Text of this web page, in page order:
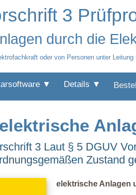
3
durch die
oder von Personen unter
▼ Details ▼
3 Laut § 5 DGUV
Zustand
elektrische Anlagen